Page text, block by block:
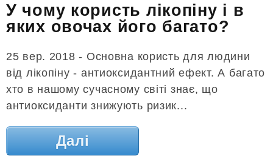
У чому користь лікопіну і в
яких овочах його багато?
25 вер. 2018 - Основна користь для людини
від лікопіну - антиоксидантний ефект. А багато
хто в нашому сучасному світі знає, що
антиоксиданти знижують ризик...
Далі